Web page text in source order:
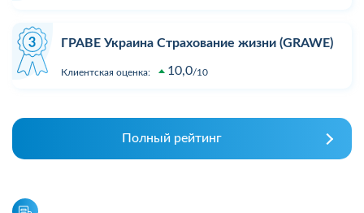
ГРАВЕ Украина Страхование жизни (GRAWE)
Клиентская оценка: 10,0 10
Полный рейтинг